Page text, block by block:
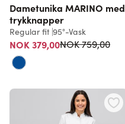
Dametunika MARINO med
trykknapper
Regular fit 95°-Vask
NOK 379,00Vanlig pris
NOK 759,00